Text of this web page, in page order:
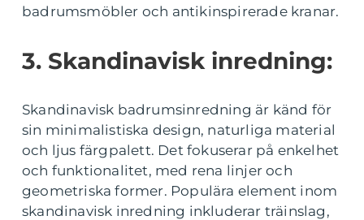
badrumsmöbler och antikinspirerade kranar.
3. Skandinavisk inredning:
Skandinavisk badrumsinredning är känd för
sin minimalistiska design, naturliga material
och ljus färgpalett. Det fokuserar på enkelhet
och funktionalitet, med rena linjer och
geometriska former. Populära element inom
skandinavisk inredning inkluderar träinslag,